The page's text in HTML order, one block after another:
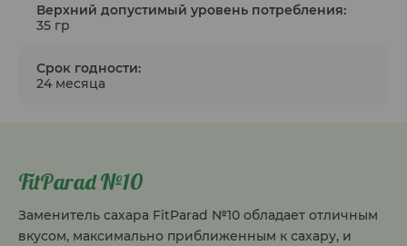
Верхний допустимый уровень потребления:
35 гр
Срок годности:
24 месяца
FitParad №10
Заменитель сахара FitParad №10 обладает отличным
вкусом, максимально приближенным к сахару, и